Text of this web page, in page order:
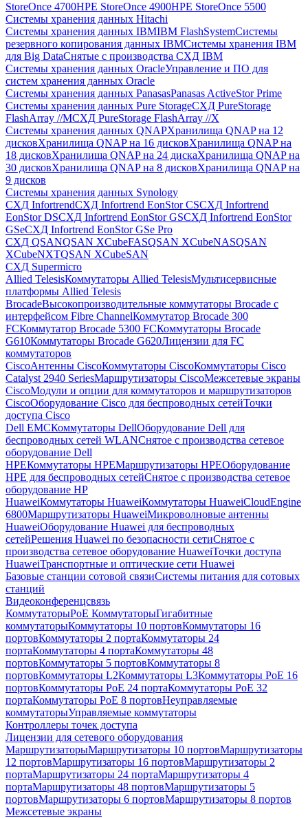
StoreOnce 4700HPE StoreOnce 4900HPE StoreOnce 5500
Системы хранения данных Hitachi
Системы хранения данных IBMIBM FlashSystemСистемы
резервного копирования данных IBMСистемы хранения IBM
для Big DataСнятые с производства СХД IBM
Системы хранения данных OracleУправление и ПО для
систем хранения данных Oracle
Системы хранения данных PanasasPanasas ActiveStor Prime
Системы хранения данных Pure StorageСХД PureStorage
FlashArray //MСХД PureStorage FlashArray //X
Системы хранения данных QNAPХранилища QNAP на 12
дисковХранилища QNAP на 16 дисковХранилища QNAP на
18 дисковХранилища QNAP на 24 дискаХранилища QNAP на
30 дисковХранилища QNAP на 8 дисковХранилища QNAP на
9 дисков
Системы хранения данных Synology
СХД InfortrendСХД Infortrend EonStor CSСХД Infortrend
EonStor DSСХД Infortrend EonStor GSСХД Infortrend EonStor
GSeСХД Infortrend EonStor GSe Pro
СХД QSANQSAN XCubeFASQSAN XCubeNASQSAN
XCubeNXTQSAN XCubeSAN
СХД Supermicro
Allied TelesisКоммутаторы Allied TelesisМультисервисные
платформы Allied Telesis
BrocadeВысокопроизводительные коммутаторы Brocade с
интерфейсом Fibre ChannelКоммутатор Brocade 300
FCКоммутатор Brocade 5300 FCКоммутаторы Brocade
G610Коммутаторы Brocade G620Лицензии для FC
коммутаторов
CiscoАнтенны CiscoКоммутаторы CiscoКоммутаторы Cisco
Catalyst 2940 SeriesМаршрутизаторы CiscoМежсетевые экраны
CiscoМодули и опции для коммутаторов и маршрутизаторов
CiscoОборудование Cisco для беспроводных сетейТочки
доступа Cisco
Dell EMCКоммутаторы DellОборудование Dell для
беспроводных сетей WLANСнятое с производства сетевое
оборудование Dell
HPEКоммутаторы HPEМаршрутизаторы HPEОборудование
HPE для беспроводных сетейСнятое с производства сетевое
оборудование HP
HuaweiКоммутаторы HuaweiКоммутаторы HuaweiCloudEngine
6800Маршрутизаторы HuaweiМикроволновые антенны
HuaweiОборудование Huawei для беспроводных
сетейРешения Huawei по безопасности сетиСнятое с
производства сетевое оборудование HuaweiТочки доступа
HuaweiТранспортные и оптические сети Huawei
Базовые станции сотовой связиСистемы питания для сотовых
станций
Видеоконференцсвязь
КоммутаторыPoE КоммутаторыГигабитные
коммутаторыКоммутаторы 10 портовКоммутаторы 16
портовКоммутаторы 2 портаКоммутаторы 24
портаКоммутаторы 4 портаКоммутаторы 48
портовКоммутаторы 5 портовКоммутаторы 8
портовКоммутаторы L2Коммутаторы L3Коммутаторы PoE 16
портовКоммутаторы PoE 24 портаКоммутаторы PoE 32
портаКоммутаторы PoE 8 портовНеуправляемые
коммутаторыУправляемые коммутаторы
Контроллеры точек доступа
Лицензии для сетевого оборудования
МаршрутизаторыМаршрутизаторы 10 портовМаршрутизаторы
12 портовМаршрутизаторы 16 портовМаршрутизаторы 2
портаМаршрутизаторы 24 портаМаршрутизаторы 4
портаМаршрутизаторы 48 портовМаршрутизаторы 5
портовМаршрутизаторы 6 портовМаршрутизаторы 8 портов
Межсетевые экраны